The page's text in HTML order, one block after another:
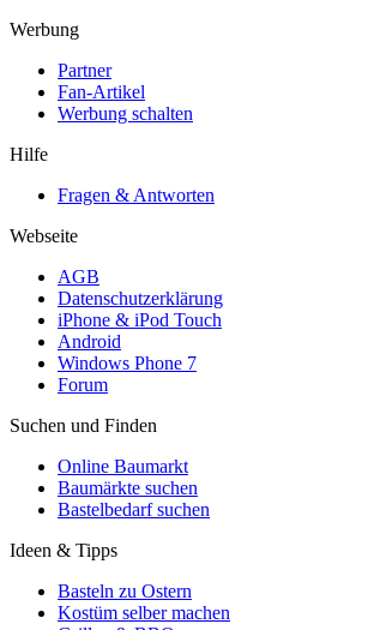
Werbung
Partner
Fan-Artikel
Werbung schalten
Hilfe
Fragen & Antworten
Webseite
AGB
Datenschutzerklärung
iPhone & iPod Touch
Android
Windows Phone 7
Forum
Suchen und Finden
Online Baumarkt
Baumärkte suchen
Bastelbedarf suchen
Ideen & Tipps
Basteln zu Ostern
Kostüm selber machen